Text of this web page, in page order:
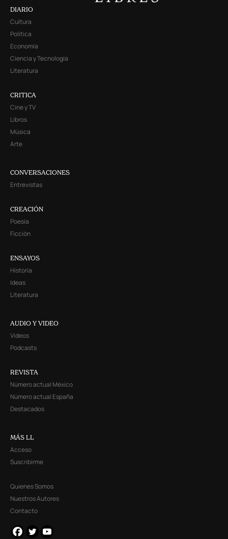
DIARIO
Cultura
Política
Economía
Ciencia y Tecnología
Literatura
CRITICA
Cine y TV
Libros
Música
Arte
CONVERSACIONES
Entrevistas
CREACIÓN
Poesía
Ficción
ENSAYOS
Historia
Ideas
Literatura
AUDIO Y VIDEO
Videos
Podcasts
REVISTA
Número actual México
Número actual España
Destacados
MÁS LL
Acceso
Suscribirme
Quienes Somos
Nuestros Autores
Contacto